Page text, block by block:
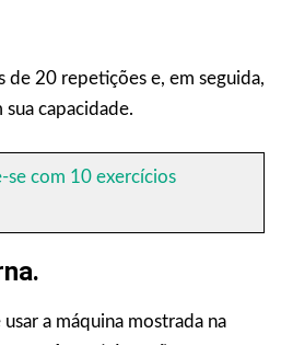
de 20 repetições e, em seguida,
capacidade.
se com 10 exercícios
a máquina mostrada na